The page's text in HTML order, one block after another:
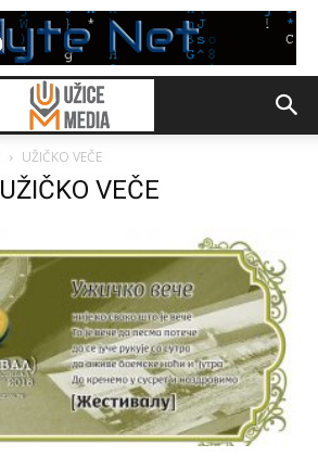
UŽIČKO VEČE
VEČE